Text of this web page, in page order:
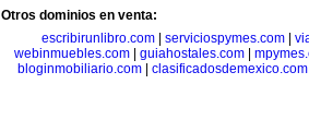
Otros dominios en venta:
escribirunlibro.com
serviciospymes.com
webinmuebles.com| guiahostales.com|
bloginmobiliario.com| clasificadosdemexico.com